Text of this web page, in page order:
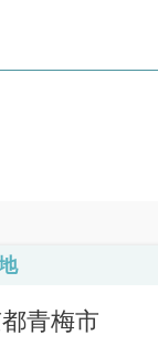
青梅市